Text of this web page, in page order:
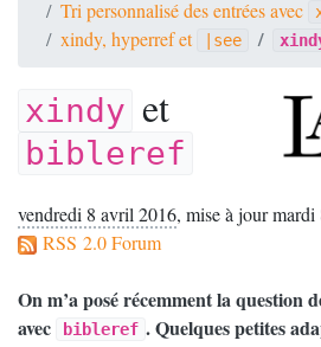
Tri personnalisé des entrées avec
xindy, hyperref et |see
xindy et
bibleref
vendredi 8 avril 2016, mise à jour
RSS 2.0 Forum
On m’a posé récemment la question
avec bibleref . Quelques petites